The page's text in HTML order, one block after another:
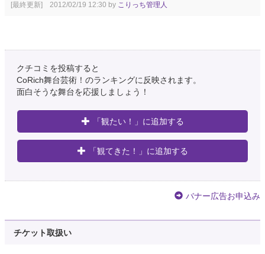
[最終更新] 2012/02/19 12:30 by こりっち管理人
クチコミを投稿すると
CoRich舞台芸術！のランキングに反映されます。
面白そうな舞台を応援しましょう！
「観たい！」に追加する
「観てきた！」に追加する
バナー広告お申込み
チケット取扱い